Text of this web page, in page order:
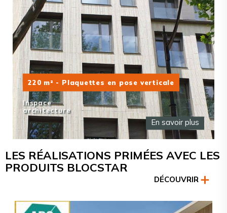
220 m² - Plaquettes en pose verticale
Inspace
architecture
En savoir plus
LES RÉALISATIONS PRIMÉES AVEC LES
PRODUITS BLOCSTAR
DÉCOUVRIR